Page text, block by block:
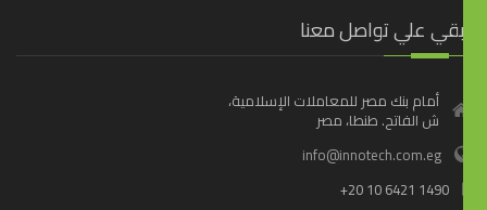
علي تواصل معنا
أمام بنك مصر للمعاملات الإسلامية،
ش الفاتح. طنطا، مصر
info@innotech.com.eg
+20 10 6421 1490